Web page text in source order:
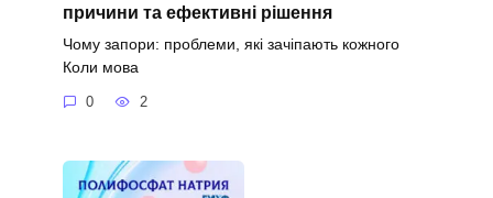
причини та ефективні рішення
Чому запори: проблеми, які зачіпають кожного
Коли мова
0 2